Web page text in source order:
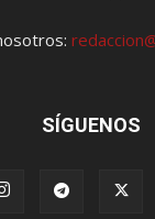
SÍGUENOS